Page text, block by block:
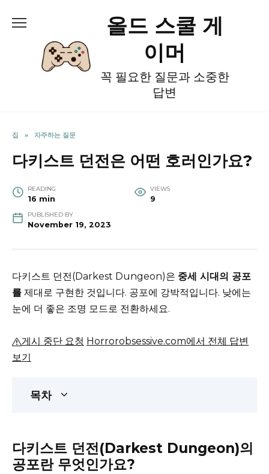
올드 스쿨 게
이머
꼭 필요한 질문과 소중한
답변
집 » 자주하는 질문
다키스트 던전은 어떤 호러인가요?
READING
16 min
VIEWS
9
PUBLISHED BY
November 19, 2023
다키스트 던전(Darkest Dungeon)은 중세 시대의 공포
를 제대로 구현한 것입니다. 공포에 강박적입니다. 낮에는
눈에 더 좋은 조명 모드로 전환하세요.
게시 중단 요청 Horrorobsessive.com에서 전체 답변
보기
목차
다키스트 던전(Darkest Dungeon)의
공포란 무엇인가요?